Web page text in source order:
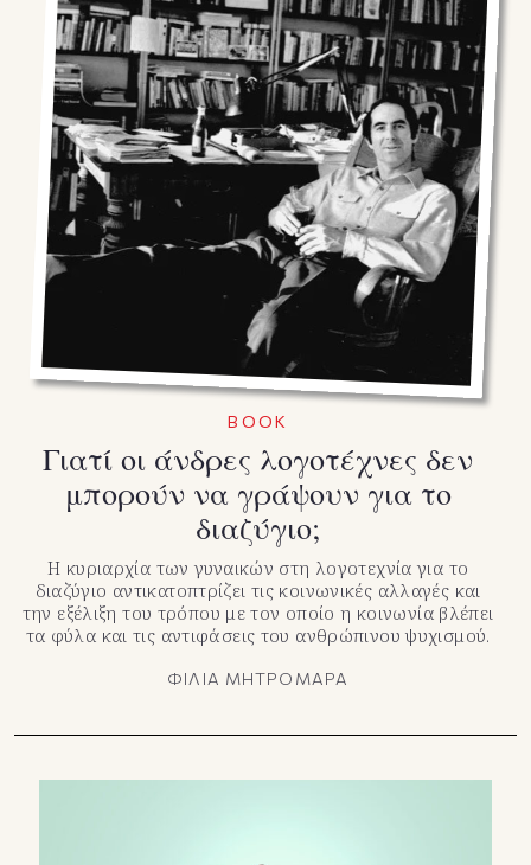
BOOK
Γιατί οι άνδρες λογοτέχνες δεν
μπορούν να γράψουν για το
διαζύγιο;
Η κυριαρχία των γυναικών στη λογοτεχνία για το
διαζύγιο αντικατοπτρίζει τις κοινωνικές αλλαγές και
την εξέλιξη του τρόπου με τον οποίο η κοινωνία βλέπει
τα φύλα και τις αντιφάσεις του ανθρώπινου ψυχισμού.
ΦΙΛΙΑ ΜΗΤΡΟΜΑΡΑ